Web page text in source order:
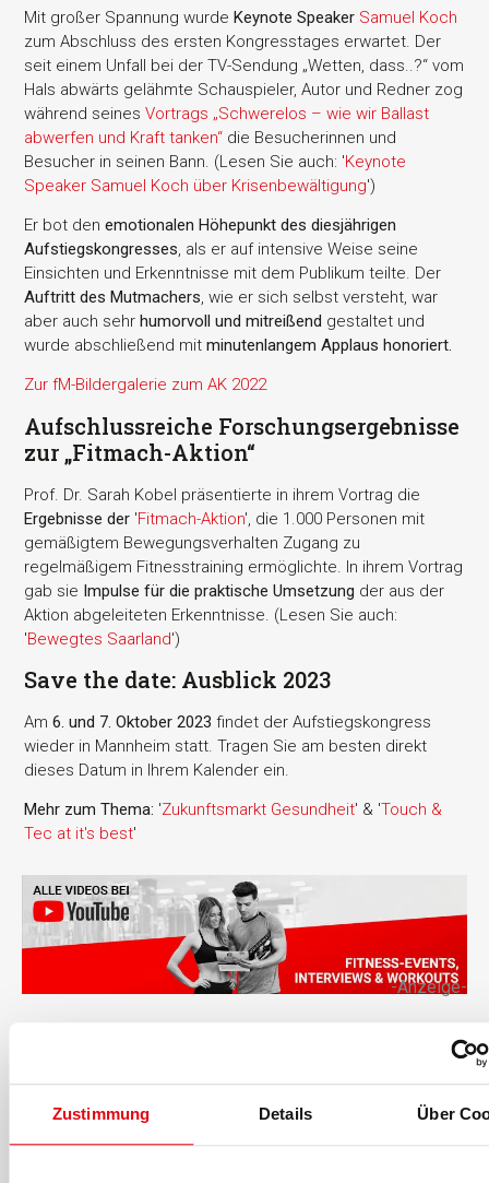
Zustimmung Details Über
Mit großer Spannung wurdeKeynote Speaker Samuel Koch
zum Abschluss des ersten Kongresstages erwartet. Der
seit einem Unfall bei der TV-Sendung „Wetten, dass..?“ vom
Hals abwärts gelähmte Schauspieler, Autor und Redner zog
während seinesVortrags „Schwerelos – wie wir Ballast
abwerfen und Kraft tanken“ die Besucherinnen und
Besucher in seinen Bann. (Lesen Sie auch: 'Keynote
Speaker Samuel Koch über Krisenbewältigung')
Er bot denemotionalen Höhepunkt des diesjährigen
Aufstiegskongresses, als er auf intensive Weise seine
Einsichten und Erkenntnisse mit dem Publikum teilte. Der
Auftritt des Mutmachers, wie er sich selbst versteht, war
aber auch sehrhumorvoll und mitreißend gestaltet und
wurde abschließend mitminutenlangem Applaus honoriert.
Zur fM-Bildergalerie zum AK 2022
Aufschlussreiche Forschungsergebnisse
zur „Fitmach-Aktion“
Prof. Dr. Sarah Kobel präsentierte in ihrem Vortrag die
Ergebnisse der 'Fitmach-Aktion', die 1.000 Personen mit
gemäßigtem Bewegungsverhalten Zugang zu
regelmäßigem Fitnesstraining ermöglichte. In ihrem Vortrag
gab sie Impulse für die praktische Umsetzung der aus der
Aktion abgeleiteten Erkenntnisse. (Lesen Sie auch:
'Bewegtes Saarland')
Save the date: Ausblick 2023
Am6. und 7. Oktober 2023 findet der Aufstiegskongress
wieder in Mannheim statt. Tragen Sie am besten direkt
dieses Datum in Ihrem Kalender ein.
Mehr zum Thema: 'Zukunftsmarkt Gesundheit' & 'Touch &
Tec at it's best'
-Anzeige-
Für fitness MANAGEMENT berichtet